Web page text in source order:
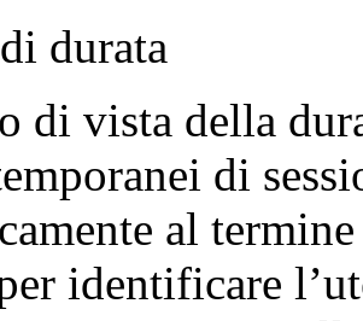
durata
di vista della
di
al
identificare